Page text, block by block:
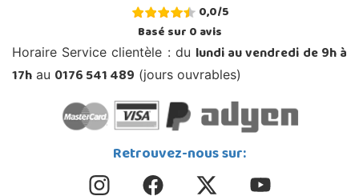
0,0/5
Basé sur0avis
Horaire Service clientèle : du lundi au vendredi de 9h à
17h au 0176 541 489 (jours ouvrables)
Retrouvez-nous sur: